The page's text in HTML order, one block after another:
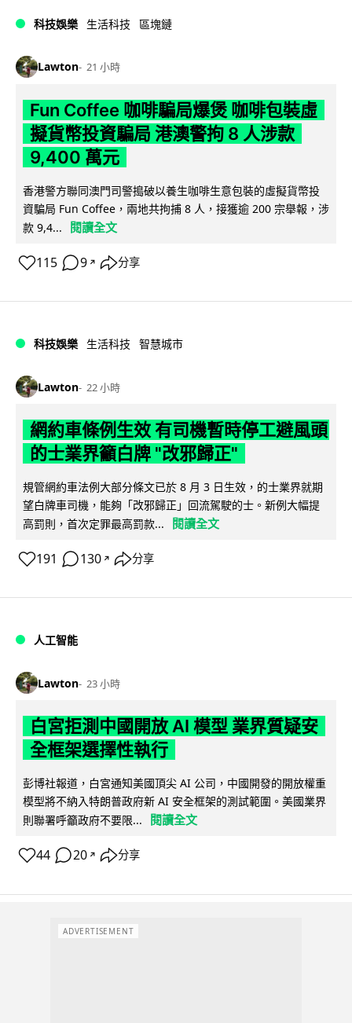
科技娛樂 生活科技 區塊鏈
Lawton 21 小時
Fun Coffee 咖啡騙局爆煲 咖啡包裝虛
擬貨幣投資騙局 港澳警拘 8 人涉款
9,400 萬元
香港警方聯同澳門司警搗破以養生咖啡生意包裝的虛擬貨幣投
資騙局 Fun Coffee，兩地共拘捕 8 人，接獲逾 200 宗舉報，涉
款 9,4...
閱讀全文
115 9 ↗ 分享
科技娛樂 生活科技 智慧城市
Lawton 22 小時
網約車條例生效 有司機暫時停工避風頭
的士業界籲白牌 "改邪歸正"
規管網約車法例大部分條文已於 8 月 3 日生效，的士業界就期
望白牌車司機，能夠「改邪歸正」回流駕駛的士。新例大幅提
高罰則，首次定罪最高罰款...
閱讀全文
191 130 ↗ 分享
人工智能
Lawton 23 小時
白宮拒測中國開放 AI 模型 業界質疑安
全框架選擇性執行
彭博社報道，白宮通知美國頂尖 AI 公司，中國開發的開放權重
模型將不納入特朗普政府新 AI 安全框架的測試範圍。美國業界
則聯署呼籲政府不要限...
閱讀全文
44 20 ↗ 分享
ADVERTISEMENT